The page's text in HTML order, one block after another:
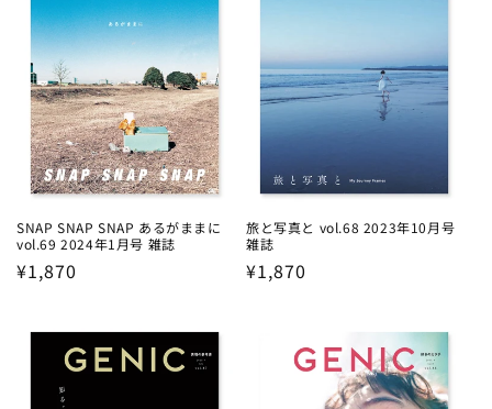
SNAP SNAP SNAP あるがままに
vol.69 2024年1月号 雑誌
Regular
¥1,870
旅と写真と vol.68 2023年10月号
雑誌
Regular
¥1,870